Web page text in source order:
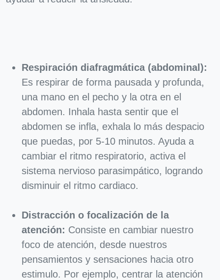
Respiración diafragmática (abdominal):
Es respirar de forma pausada y profunda,
una mano en el pecho y la otra en el
abdomen. Inhala hasta sentir que el
abdomen se infla, exhala lo más despacio
que puedas, por 5-10 minutos. Ayuda a
cambiar el ritmo respiratorio, activa el
sistema nervioso parasimpático, logrando
disminuir el ritmo cardiaco.
Distracción o focalización de la
atención: Consiste en cambiar nuestro
foco de atención, desde nuestros
pensamientos y sensaciones hacia otro
estimulo. Por ejemplo, centrar la atención